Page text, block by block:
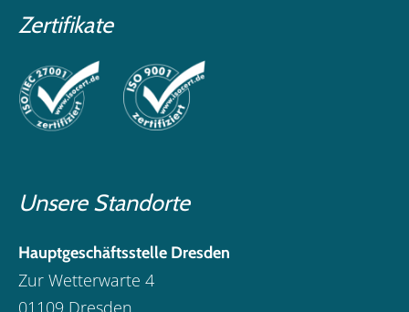
Zertifikate
Unsere Standorte
Hauptgeschäftsstelle Dresden
Zur Wetterwarte 4